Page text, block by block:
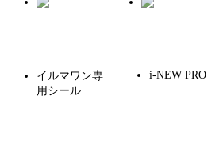
イルマワン専
用シール
i-NEW PRO